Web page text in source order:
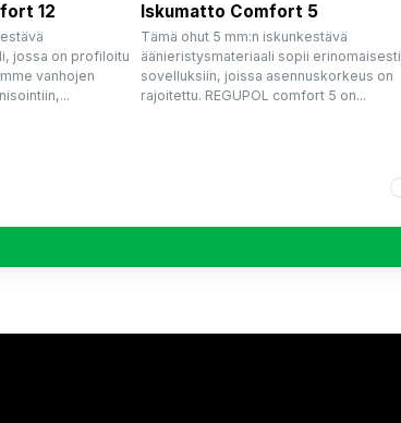
12
jossa on profiloitu
vanhojen
Iskumatto Comfort 5
Tämä ohut 5 mm:n iskunkestävä
äänieristysmateriaali sopii erinomaisesti
sovelluksiin, joissa asennuskorkeus on
rajoitettu. REGUPOL comfort 5 on...